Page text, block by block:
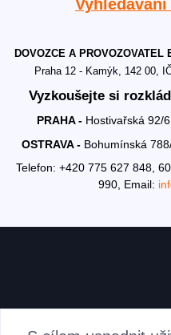
DOVOZCE A PROVOZOVATEL
Praha 12 - Kamýk, 142 00,
Vyzkoušejte si
PRAHA - Hostivařská 92/
OSTRAVA - Bohumínská
Telefon: +420 775 627 848,
990, Email: